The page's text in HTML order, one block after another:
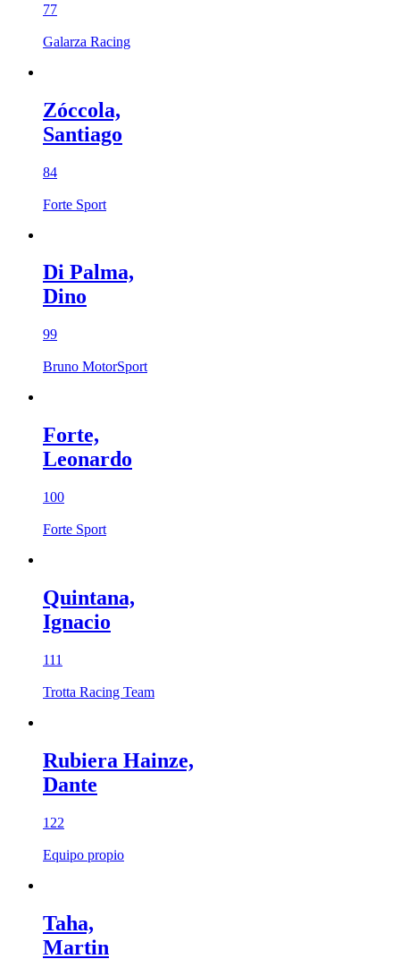
77
Galarza Racing
Zóccola,
Santiago
84
Forte Sport
Di Palma,
Dino
99
Bruno MotorSport
Forte,
Leonardo
100
Forte Sport
Quintana,
Ignacio
111
Trotta Racing Team
Rubiera Hainze,
Dante
122
Equipo propio
Taha,
Martin